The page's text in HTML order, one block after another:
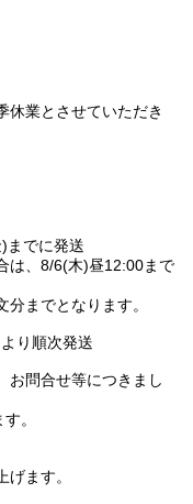
休業とさせていただき
までに発送
は、8/6(木)昼12:00まで
までとなります。
り順次発送
お問合せ等につきまし
。
ます。